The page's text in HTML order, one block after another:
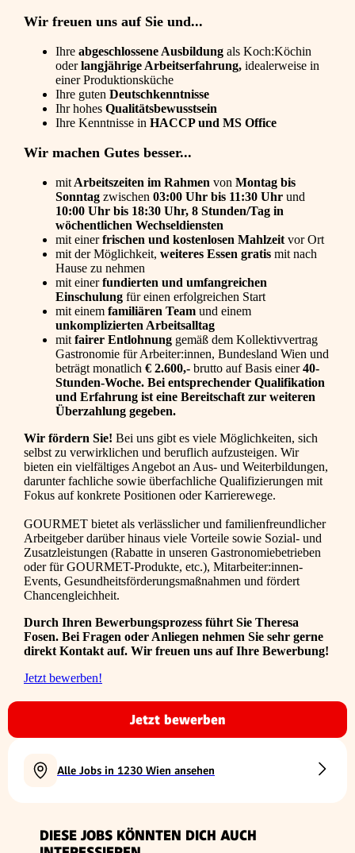
Wir freuen uns auf Sie und...
Ihre abgeschlossene Ausbildung als Koch:Köchin
oderlangjährige Arbeitserfahrung, idealerweise in
einer Produktionsküche
Ihre guten Deutschkenntnisse
Ihr hohes Qualitätsbewusstsein
Ihre Kenntnisse in HACCP und MS Office
Wir machen Gutes besser...
mit Arbeitszeiten im Rahmen von Montag bis
Sonntag zwischen 03:00 Uhr bis 11:30 Uhr und
10:00 Uhr bis 18:30 Uhr, 8 Stunden/Tag in
wöchentlichen Wechseldiensten
mit einerfrischen und kostenlosen Mahlzeit vor Ort
mit der Möglichkeit, weiteres Essen gratis mit nach
Hause zu nehmen
mit einerfundierten und umfangreichen
Einschulung für einen erfolgreichen Start
mit einem familiären Team und einem
unkomplizierten Arbeitsalltag
mit fairer Entlohnung gemäß dem Kollektivvertrag
Gastronomie für Arbeiter:innen, Bundesland Wien und
beträgt monatlich € 2.600,- brutto auf Basis einer40-
Stunden-Woche. Bei entsprechender Qualifikation
und Erfahrung ist eine Bereitschaft zur weiteren
Überzahlung gegeben.
Wir fördern Sie! Bei uns gibt es viele Möglichkeiten, sich
selbst zu verwirklichen und beruflich aufzusteigen. Wir
bieten ein vielfältiges Angebot an Aus- und Weiterbildungen,
darunter fachliche sowie überfachliche Qualifizierungen mit
Fokus auf konkrete Positionen oder Karrierewege.
GOURMET bietet als verlässlicher und familienfreundlicher
Arbeitgeber darüber hinaus viele Vorteile sowie Sozial- und
Zusatzleistungen (Rabatte in unseren Gastronomiebetrieben
oder für GOURMET-Produkte, etc.), Mitarbeiter:innen-
Events, Gesundheitsförderungsmaßnahmen und fördert
Chancengleichheit.
Durch Ihren Bewerbungsprozess führt Sie Theresa
Fosen. Bei Fragen oder Anliegen nehmen Sie sehr gerne
direkt Kontakt auf. Wir freuen uns auf Ihre Bewerbung!
Jetzt bewerben!
Jetzt bewerben
Alle Jobs in 1230 Wien ansehen
DIESE JOBS KÖNNTEN DICH AUCH